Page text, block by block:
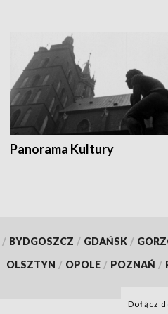
Panorama Kultury
/ BYDGOSZCZ / GDAŃSK /
OLSZTYN / OPOLE / POZNAŃ /
Dołącz